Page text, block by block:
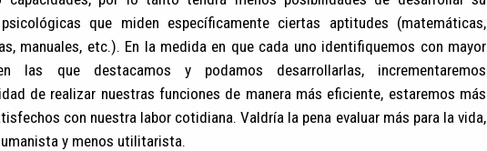
que miden específicamente ciertas aptitudes (matemáticas,
manuales, etc.). En la medida en que cada uno identifiquemos con mayor
las que destacamos y podamos desarrollarlas, incrementaremos
de realizar nuestras funciones de manera más eficiente, estaremos más
con nuestra labor cotidiana. Valdría la pena evaluar más para la vida,
y menos utilitarista.